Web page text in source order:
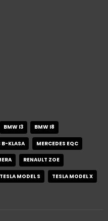
BMW I3 BMW I8
B-KLASA MERCEDES EQC
RENAULT ZOE
TESLA MODEL S TESLA MODEL X